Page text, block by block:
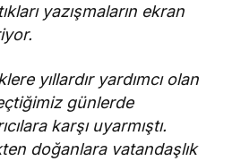
yazışmaların ekran
yıllardır yardımcı olan
günlerde
karşı uyarmıştı.
doğanlara vatandaşlık